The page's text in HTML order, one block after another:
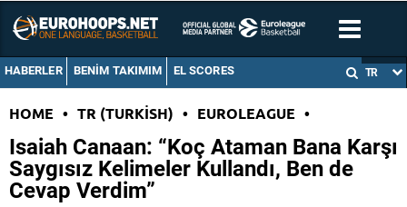
HABERLER BENIM TAKIMIM EL SCORES TR
HOME • TR (TURKISH) • EUROLEAGUE •
Isaiah Canaan: “Koç Ataman Bana Karşı
Saygısız Kelimeler Kullandı, Ben de
Cevap Verdim”